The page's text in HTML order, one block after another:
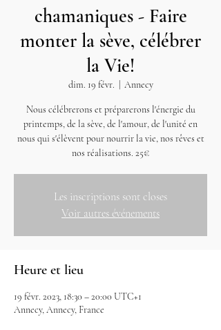
chamaniques - Faire
monter la sève, célébrer
la Vie!
dim. 19 févr. Annecy
Nous célébrerons et préparerons l'énergie du
printemps, de la sève, de l'amour, de l'unité en
nous qui s'élèvent pour nourrir la vie, nos rêves et
nos réalisations. 25€
Les inscriptions sont closes
Voir autres événements
Heure et lieu
19 févr. 2023, 18:30 – 20:00 UTC+1
Annecy, Annecy, France